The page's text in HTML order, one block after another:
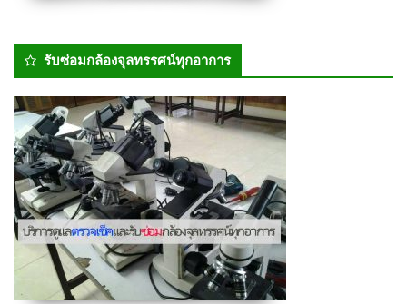
รับซ่อมกล้องจุลทรรศน์ทุกอาการ